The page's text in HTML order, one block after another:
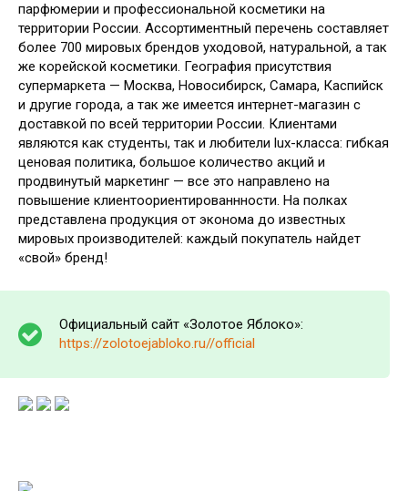
парфюмерии и профессиональной косметики на
территории России. Ассортиментный перечень составляет
более 700 мировых брендов уходовой, натуральной, а так
же корейской косметики. География присутствия
супермаркета — Москва, Новосибирск, Самара, Каспийск
и другие города, а так же имеется интернет-магазин с
доставкой по всей территории России. Клиентами
являются как студенты, так и любители lux-класса: гибкая
ценовая политика, большое количество акций и
продвинутый маркетинг — все это направлено на
повышение клиентоориентированнности. На полках
представлена продукция от эконома до известных
мировых производителей: каждый покупатель найдет
«свой» бренд!
Официальный сайт «Золотое Яблоко»:
https://zolotoejabloko.ru//official